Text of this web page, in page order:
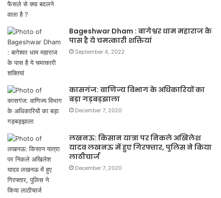
Bageshwar Dham : बागेश्वर धाम महाराज के
पास है ये चमत्कारी शक्तियां
September 4, 2022
कासगंज: वाणिज्य विभाग के अधिकारियों का
बड़ा गड़बड़झाला
December 7, 2020
लखनऊ: किसान यात्रा पर निकले अखिलेश
यादव लखनऊ में हुए गिरफ्तार, पुलिस ने किया
लाठीचार्ज
December 7, 2020